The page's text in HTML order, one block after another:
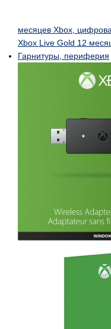
месяцев Xbox,
Xbox Live Gold 12
Гарнитуры, периферия